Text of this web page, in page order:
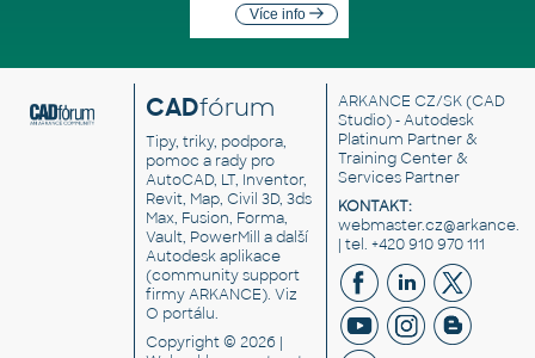
Více info
CADfórum
Tipy, triky, podpora,
pomoc a rady pro
AutoCAD, LT, Inventor,
Revit, Map, Civil 3D, 3ds
Max, Fusion, Forma,
Vault, PowerMill a další
Autodesk aplikace
(community support
firmy ARKANCE). Viz
O portálu.
Copyright © 2026 |
ARKANCE CZ/SK(CAD
Studio) - Autodesk
Platinum Partner &
Training Center &
Services Partner
KONTAKT:
| tel. +420 910 970 111